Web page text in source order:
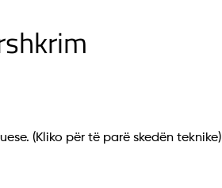
(Kliko për të parë skedën teknike)